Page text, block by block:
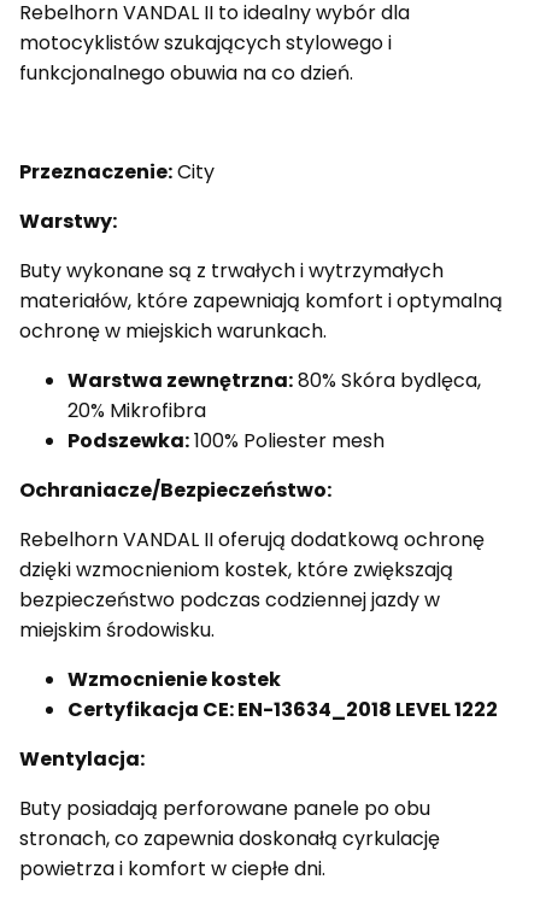
Rebelhorn VANDAL II to idealny wybór dla
motocyklistów szukających stylowego i
funkcjonalnego obuwia na co dzień.
Przeznaczenie:City
Warstwy:
Buty wykonane są z trwałych i wytrzymałych
materiałów, które zapewniają komfort i optymalną
ochronę w miejskich warunkach.
Warstwa zewnętrzna:80% Skóra bydlęca,
20% Mikrofibra
Podszewka:100% Poliester mesh
Ochraniacze/Bezpieczeństwo:
Rebelhorn VANDAL II oferują dodatkową ochronę
dzięki wzmocnieniom kostek, które zwiększają
bezpieczeństwo podczas codziennej jazdy w
miejskim środowisku.
Wzmocnienie kostek
Certyfikacja CE: EN-13634_2018 LEVEL 1222
Wentylacja:
Buty posiadają perforowane panele po obu
stronach, co zapewnia doskonałą cyrkulację
powietrza i komfort w ciepłe dni.